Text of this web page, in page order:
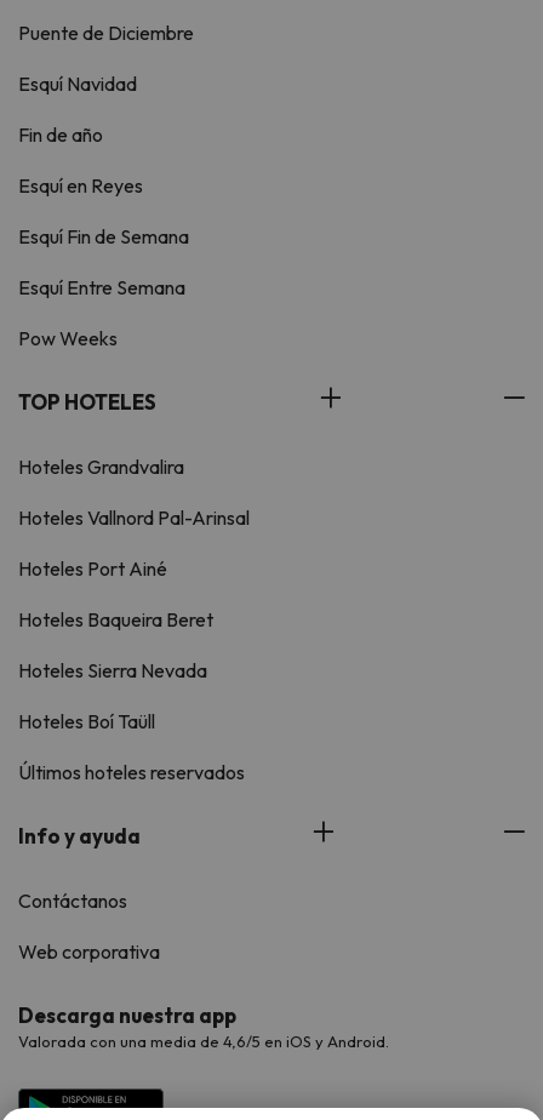
Puente de Diciembre
Esquí Navidad
Fin de año
Esquí en Reyes
Esquí Fin de Semana
Esquí Entre Semana
Pow Weeks
TOP HOTELES
Hoteles Grandvalira
Hoteles Vallnord Pal-Arinsal
Hoteles Port Ainé
Hoteles Baqueira Beret
Hoteles Sierra Nevada
Hoteles Boí Taüll
Últimos hoteles reservados
Info y ayuda
Contáctanos
Web corporativa
Descarga nuestra app
Valorada con una media de 4,6/5 en iOS y Android.